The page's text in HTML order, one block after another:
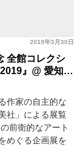
2019年3月30日
全館コレクシ
』@ 愛知県
作家の自主的な
社」による展覧
前衛的なアート
めぐる企画展を